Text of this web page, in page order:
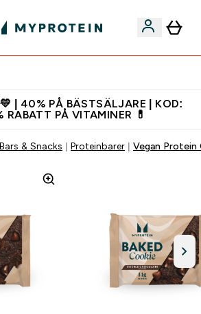
| 40% PÅ BÄSTSÄLJARE | KOD:
RABATT PÅ VITAMINER 💊
Bars & Snacks Proteinbarer Vegan Protein